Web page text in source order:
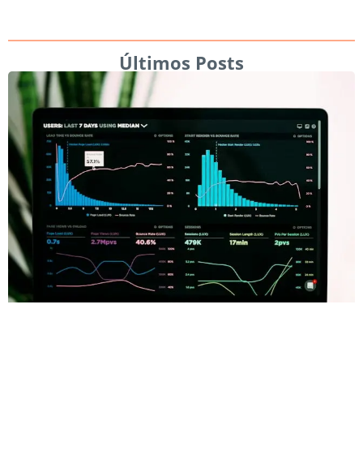
Últimos Posts